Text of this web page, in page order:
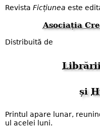
Revista Ficțiunea este
Asociația
Distribuită de
și
Printul apare lunar,
ul acelei luni.